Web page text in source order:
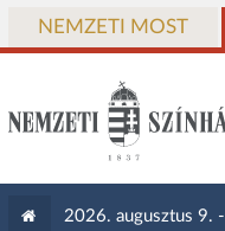
NEMZETI MOST
2026. augusztus 9. -